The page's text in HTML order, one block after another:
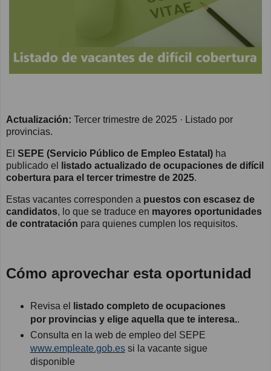
Actualización: Tercer trimestre de 2025 · Listado por
provincias.
El SEPE (Servicio Público de Empleo Estatal) ha
publicado el
listado actualizado de ocupaciones de difícil
cobertura para el tercer trimestre de 2025.
Estas vacantes corresponden a puestos con escasez de
candidatos, lo que se traduce en mayores oportunidades
de contratación para quienes cumplen los requisitos.
Cómo aprovechar esta oportunidad
Revisa el
listado completo de ocupaciones
por provincias y elige aquella que te interesa..
Consulta en la web de empleo del SEPE
www.empleate.gob.essi la vacante sigue
disponible